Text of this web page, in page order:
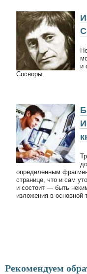
и
Сосноры.
определенным
странице, что и сам
и состоит — быть
изложения в
Рекомендуем